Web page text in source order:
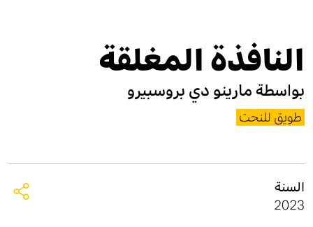
النافذة المغلقة
بواسطة مارينو دي بروسبيرو
طويق للنحت
السنة
2023